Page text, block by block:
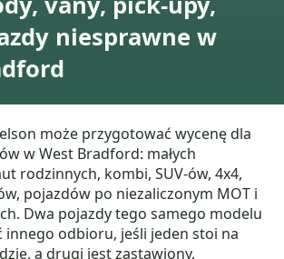
niesprawne w
może przygotować wycenę dla
w West Bradford: małych
rodzinnych, kombi, SUV-ów, 4x4,
pojazdów po niezaliczonym MOT i
Dwa pojazdy tego samego modelu
innego odbioru, jeśli jeden stoi na
a drugi jest zastawiony,